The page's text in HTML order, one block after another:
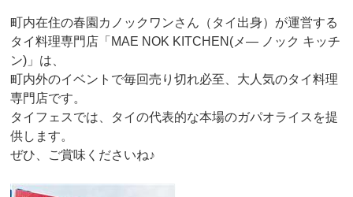
町内在住の春園カノックワンさん（タイ出身）が運営する
タイ料理専門店「MAE NOK KITCHEN(メ― ノック キッチ
ン)」は、
町内外のイベントで毎回売り切れ必至、大人気のタイ料理
専門店です。
タイフェスでは、タイの代表的な本場のガパオライスを提
供します。
ぜひ、ご賞味くださいね♪